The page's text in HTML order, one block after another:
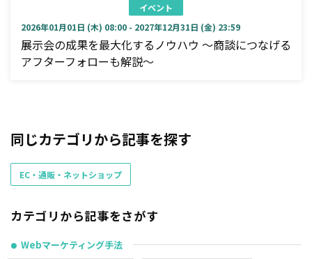
イベント
2026年01月01日 (木) 08:00 - 2027年12月31日 (金) 23:59
展示会の成果を最大化するノウハウ ～商談につなげる
アフターフォローも解説～
同じカテゴリから記事を探す
EC・通販・ネットショップ
カテゴリから記事をさがす
● Webマーケティング手法